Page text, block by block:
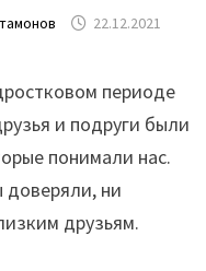
22.12.2021
периоде
и подруги были
понимали нас.
доверяли, ни
друзьям.